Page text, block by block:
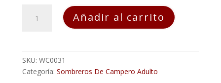
Campero
Marron
Añadir al carrito
SKU: WC0031
Categoría: Sombreros De Campero Adulto